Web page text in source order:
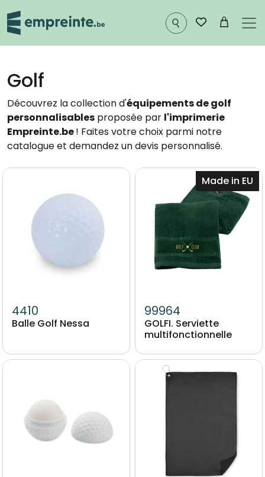
Golf
Découvrez la collection d'équipements de golf
personnalisables proposée par l'imprimerie
Empreinte.be! Faites votre choix parmi notre
catalogue et demandez un devis personnalisé.
Image
4410
Balle Golf Nessa
Image Made in EU
99964
GOLFI. Serviette
multifonctionnelle
Image Image